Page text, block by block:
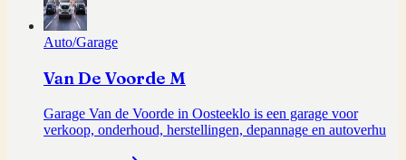
Auto/Garage
Van De Voorde M
Garage Van de Voorde in Oosteeklo is een garage voor
verkoop, onderhoud, herstellingen, depannage en autoverhu